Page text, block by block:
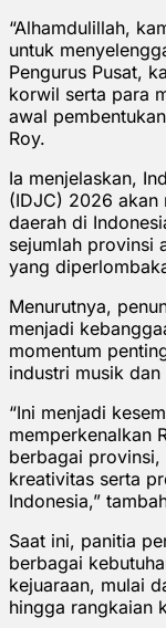
“Alhamdulillah,
untuk
Pengurus Pusat,
korwil serta para
awal
Roy.
Ia menjelaskan,
(IDJC) 2026 akan
daerah di
sejumlah provinsi
yang
Menurutnya,
menjadi
momentum
industri musik
“Ini menjadi
memperkenalkan
berbagai provinsi,
kreativitas serta
Indonesia,”
Saat ini, panitia
berbagai
kejuaraan, mulai
hingga rangkaian